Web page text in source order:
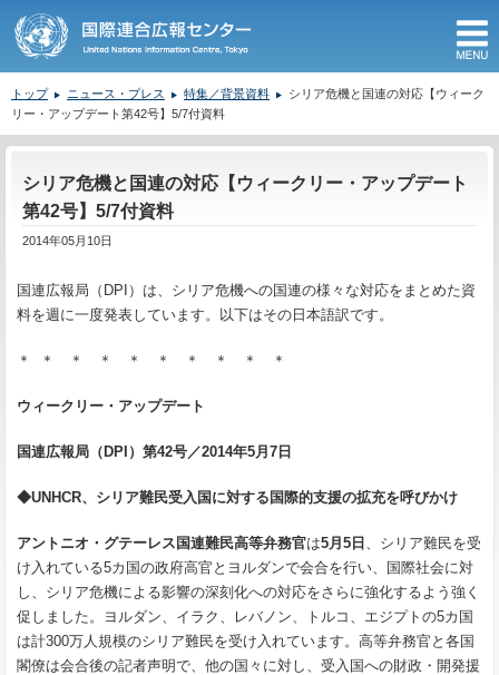
トップ ニュース・プレス 特集／背景資料
シリア危機と国連の対応【ウィーク
リー・アップデート第42号】5/7付資料
シリア危機と国連の対応【ウィークリー・アップデート
第42号】5/7付資料
2014年05月10日
国連広報局（DPI）は、シリア危機への国連の様々な対応をまとめた資
料を週に一度発表しています。以下はその日本語訳です。
＊ ＊ ＊ ＊ ＊ ＊ ＊ ＊ ＊ ＊
ウィークリー・アップデート
国連広報局（ DPI ）第42号／2014年5月 7 日
◆UNHCR、シリア難民受入国に対する国際的支援の拡充を呼びかけ
アントニオ・グテーレス国連難民高等弁務官は5月 5 日 、シリア難民を受
け入れている5カ国の政府高官とヨルダンで会合を行い、国際社会に対
し、シリア危機による影響の深刻化への対応をさらに強化するよう強く
促しました。ヨルダン、イラク、レバノン、トルコ、エジプトの5カ国
は計300万人規模のシリア難民を受け入れています。高等弁務官と各国
閣僚は会合後の記者声明で、他の国々に対し、受入国への財政・開発援